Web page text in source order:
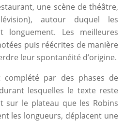
une scène de théâtre,
autour duquel les
longuement. Les meilleures
puis réécrites de manière
leur spontanéité d’origine.
par des phases de
lesquelles le texte reste
sur le plateau que les Robins
les longueurs, déplacent une